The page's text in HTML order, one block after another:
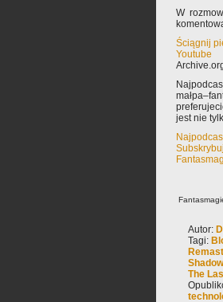
W
Ściągnij
Youtube
jest nie
Autor:
Tagi:
The